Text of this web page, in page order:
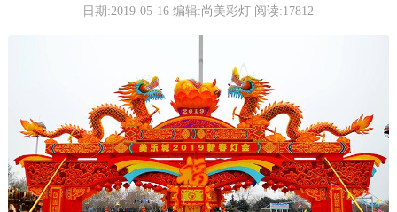
日期:2019-05-16 编辑:尚美彩灯 阅读:17812